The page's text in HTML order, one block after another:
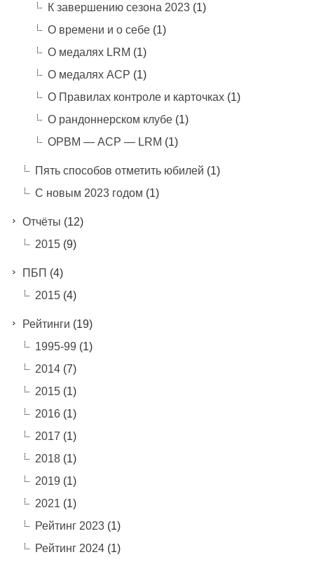
К завершению сезона 2023(1)
О времени и о себе(1)
О медалях LRM (1)
О медалях АСР (1)
О Правилах контроле и карточках(1)
О рандоннерском клубе(1)
ОРВМ — АСР — LRM (1)
Пять способов отметить юбилей (1)
С новым 2023 годом (1)
Отчёты (12)
2015(9)
ПБП (4)
2015(4)
Рейтинги (19)
1995-99 (1)
2014(7)
2015(1)
2016(1)
2017 (1)
2018(1)
2019 (1)
2021 (1)
Рейтинг 2023(1)
Рейтинг 2024(1)